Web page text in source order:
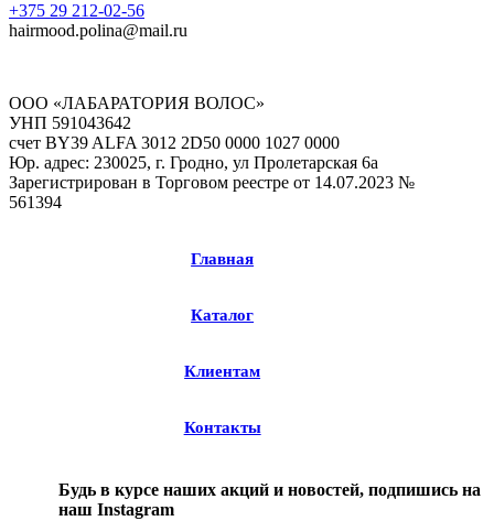
+375 29 212-02-56
hairmood.polina@mail.ru
ООО «ЛАБАРАТОРИЯ ВОЛОС»
УНП 591043642
счет BY39 ALFA 3012 2D50 0000 1027 0000
Юр. адрес: 230025, г. Гродно, ул Пролетарская 6а
Зарегистрирован в Торговом реестре от 14.07.2023 №
561394
Главная
Каталог
Клиентам
Контакты
Будь в курсе наших акций и новостей, подпишись на
наш Instagram